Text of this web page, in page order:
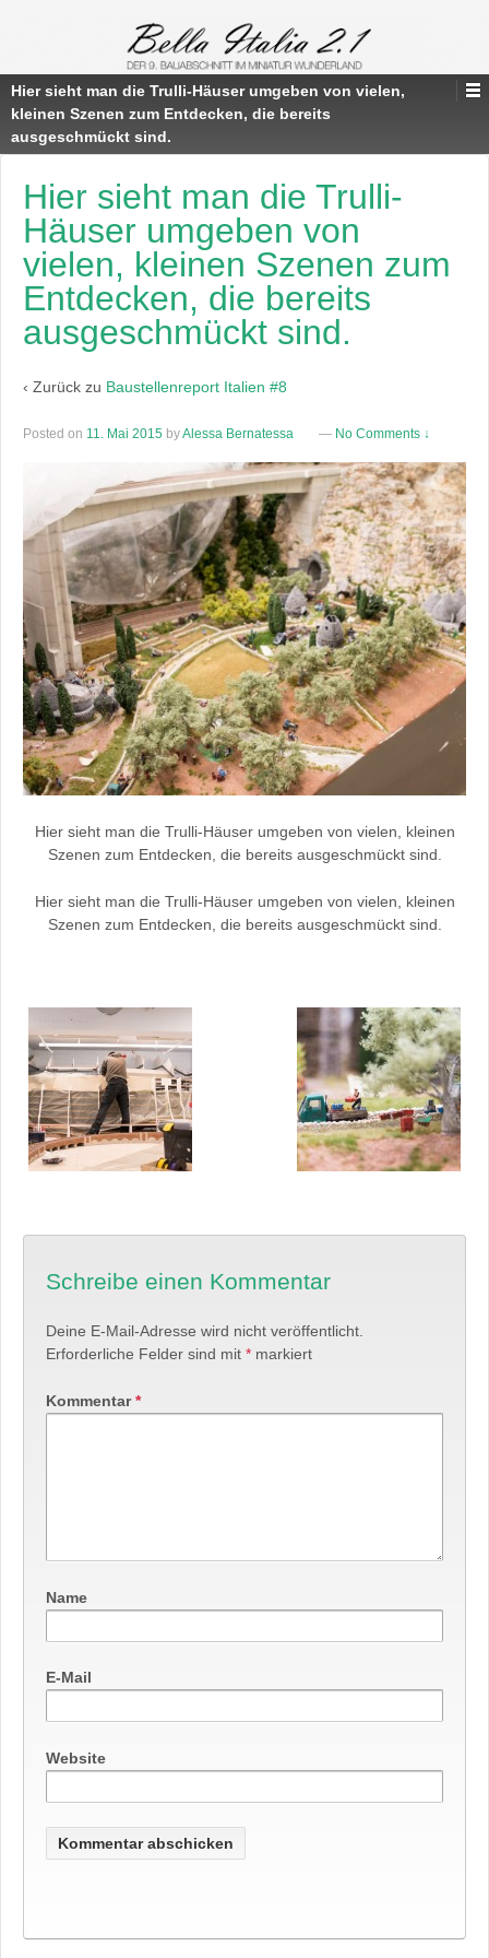
Hier sieht man die Trulli-Häuser umgeben von vielen,
kleinen Szenen zum Entdecken, die bereits
ausgeschmückt sind.
Hier sieht man die Trulli-
Häuser umgeben von
vielen, kleinen Szenen zum
Entdecken, die bereits
ausgeschmückt sind.
‹ Zurück zu Baustellenreport Italien #8
Posted on 11. Mai 2015 byAlessa Bernatessa — No Comments ↓
Hier sieht man die Trulli-Häuser umgeben von vielen, kleinen
Szenen zum Entdecken, die bereits ausgeschmückt sind.
Hier sieht man die Trulli-Häuser umgeben von vielen, kleinen
Szenen zum Entdecken, die bereits ausgeschmückt sind.
Schreibe einen Kommentar
Deine E-Mail-Adresse wird nicht veröffentlicht.
Erforderliche Felder sind mit * markiert
Kommentar*
Name
E-Mail
Website